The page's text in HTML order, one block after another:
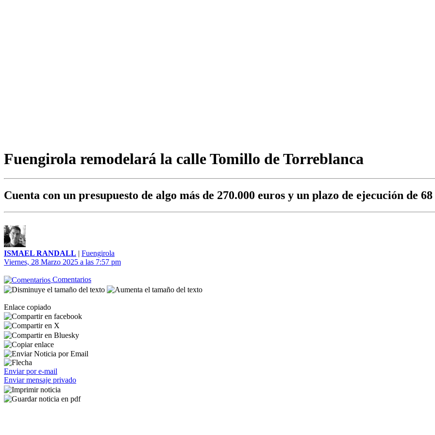
Fuengirola remodelará la calle Tomillo de Torreblanca
Cuenta con un presupuesto de algo más de 270.000 euros y un plazo de ejecución de
ISMAEL RANDALL | Fuengirola
Viernes, 28 Marzo 2025 a las 7:57 pm
Comentarios
Enlace copiado
Enviar por e-mail
Enviar mensaje privado